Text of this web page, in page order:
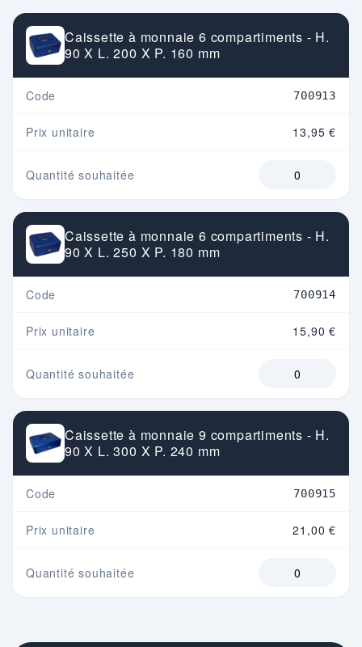
Caissette à monnaie 6 compartiments - H.
90 X L. 200 X P. 160 mm
Code 700913
Prix unitaire 13,95 €
Quantité souhaitée
Caissette à monnaie 6 compartiments - H.
90 X L. 250 X P. 180 mm
Code 700914
Prix unitaire 15,90 €
Quantité souhaitée
Caissette à monnaie 9 compartiments - H.
90 X L. 300 X P. 240 mm
Code 700915
Prix unitaire 21,00 €
Quantité souhaitée